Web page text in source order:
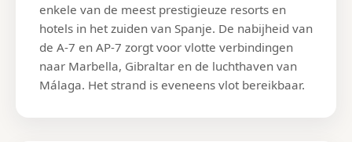
enkele van de meest prestigieuze resorts en
hotels in het zuiden van Spanje. De nabijheid van
de A-7 en AP-7 zorgt voor vlotte verbindingen
naar Marbella, Gibraltar en de luchthaven van
Málaga. Het strand is eveneens vlot bereikbaar.